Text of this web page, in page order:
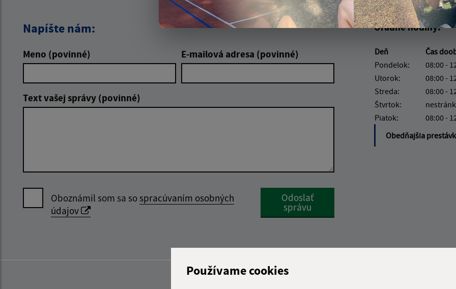
Používame cookies
Napíšte nám:
Meno (povinné) E-mailová adresa (povinné)
Text vašej správy (povinné)
Oboznámil som sa sospracúvaním osobných
údajov
Google reCaptcha Response
Odoslať
správu
Úradné hodiny:
Deň
Čas
Pondelok:
08:00 -
Utorok:
08:00 -
Streda:
08:00 -
Štvrtok:
Piatok:
08:00 -
Obedňajšia